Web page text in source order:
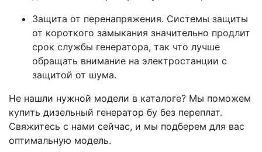
Защита от перенапряжения. Системы защиты
от короткого замыкания значительно продлит
срок службы генератора, так что лучше
обращать внимание на электростанции с
защитой от шума.
Не нашли нужной модели в каталоге? Мы поможем
купить дизельный генератор бу без переплат.
Свяжитесь с нами сейчас, и мы подберем для вас
оптимальную модель.